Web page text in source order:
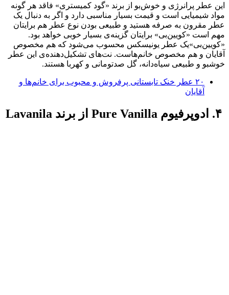
این عطر پر‌انرژی و خوش‌بو از برند «گود کمیستری» فاقد هر گونه
مواد شیمیایی است و قیمت بسیار مناسبی دارد و اگر به دنبال یک
عطر مقرون به صرفه هستید و طبیعی بودن نوع عطر هم برایتان
مهم است «کویین‌بی» برایتان گزینه‌ی بسیار خوبی خواهد بود.
«کویین‌بی»یک عطر یونیسکس محسوب می‌شود که هم مخصوص
آقایان و هم مخصوص خانم‌هاست. نت‌های تشکیل‌دهنده‌ی این عطر
خوشبو و طبیعی سیاه‌دانه، گل صدتومانی و کهربا هستند.
۲۰ عطر خنک تابستانی پرفروش و محبوب برای خانم‌ها و
آقایان